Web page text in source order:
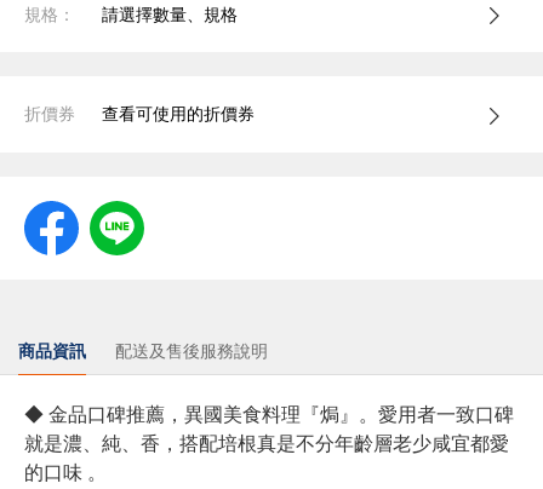
規格： 請選擇數量、規格
折價券 查看可使用的折價券
商品資訊 配送及售後服務說明
◆ 金品口碑推薦，異國美食料理『焗』。愛用者一致口碑
就是濃、純、香，搭配培根真是不分年齡層老少咸宜都愛
的口味 。